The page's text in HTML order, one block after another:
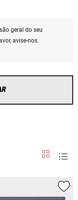
geral do seu
avise-nos.